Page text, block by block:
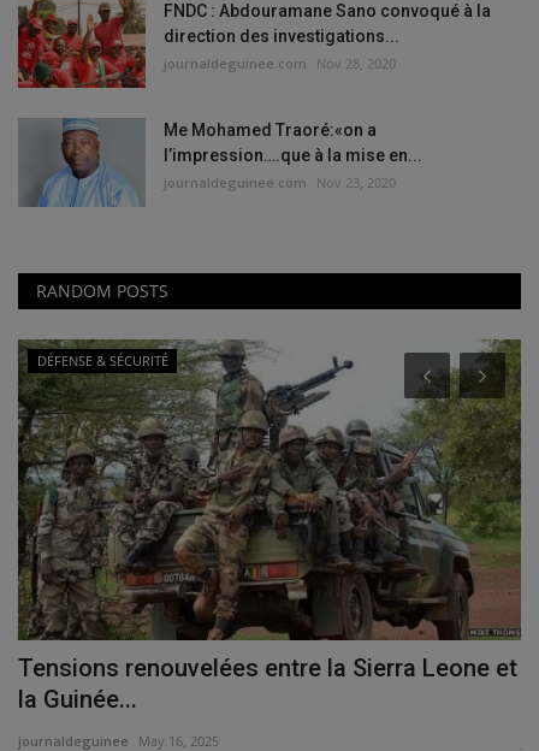
FNDC : Abdouramane Sano convoqué à la
direction des investigations...
journaldeguinee.com Nov 28, 2020
Me Mohamed Traoré:«on a
l’impression….que à la mise en...
journaldeguinee.com Nov 23, 2020
RANDOM POSTS
DÉFENSE & SÉCURITÉ
Tensions renouvelées entre la Sierra Leone et
la Guinée...
journaldeguinee May 16, 2025